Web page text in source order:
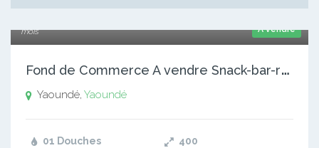
A vendre
mois
F
ond de Commerce A vendre Snack-bar-restaurant
Yaoundé, Yaoundé
01 Douches 400